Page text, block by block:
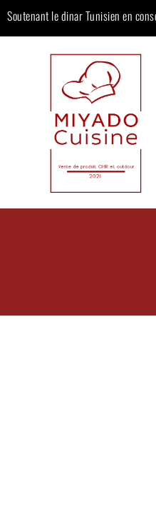
Soutenant le dinar Tunisien en